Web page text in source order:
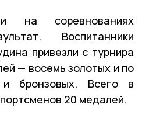
на соревнованиях
Воспитанники
привезли с турнира
— восемь золотых и по
бронзовых. Всего в
20 медалей.